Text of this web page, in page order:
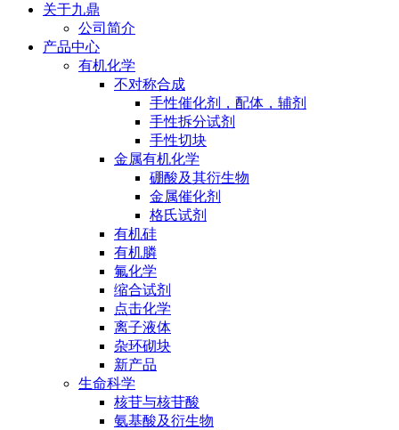
关于九鼎
公司简介
产品中心
有机化学
不对称合成
手性催化剂，配体，辅剂
手性拆分试剂
手性切块
金属有机化学
硼酸及其衍生物
金属催化剂
格氏试剂
有机硅
有机膦
氟化学
缩合试剂
点击化学
离子液体
杂环砌块
新产品
生命科学
核苷与核苷酸
氨基酸及衍生物